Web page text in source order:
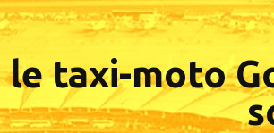
taxi-moto